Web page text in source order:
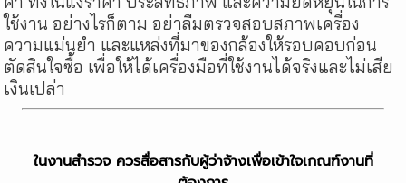
ใช้งาน อย่างไรก็ตาม อย่าลืมตรวจสอบสภาพเครื่อง
ความแม่นยำ และแหล่งที่มาของกล้องให้รอบคอบก่อน
ตัดสินใจซื้อ เพื่อให้ได้เครื่องมือที่ใช้งานได้จริงและไม่เสีย
เงินเปล่า
ในงานสำรวจ ควรสื่อสารกับผู้ว่าจ้างเพื่อเข้าใจเกณฑ์งานที่